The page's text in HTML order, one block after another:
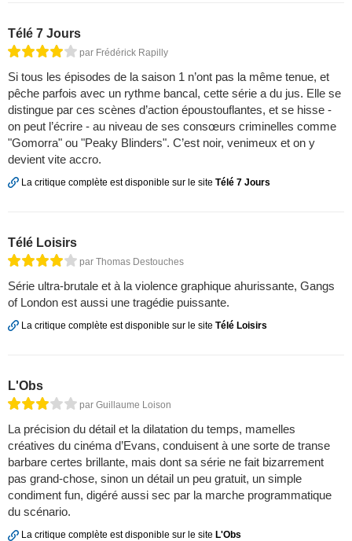
Télé 7 Jours
par Frédérick Rapilly
Si tous les épisodes de la saison 1 n’ont pas la même tenue, et
pêche parfois avec un rythme bancal, cette série a du jus. Elle se
distingue par ces scènes d’action époustouflantes, et se hisse -
on peut l’écrire - au niveau de ses consœurs criminelles comme
"Gomorra" ou "Peaky Blinders". C’est noir, venimeux et on y
devient vite accro.
La critique complète est disponible sur le site Télé 7 Jours
Télé Loisirs
par Thomas Destouches
Série ultra-brutale et à la violence graphique ahurissante, Gangs
of London est aussi une tragédie puissante.
La critique complète est disponible sur le site Télé Loisirs
L'Obs
par Guillaume Loison
La précision du détail et la dilatation du temps, mamelles
créatives du cinéma d’Evans, conduisent à une sorte de transe
barbare certes brillante, mais dont sa série ne fait bizarrement
pas grand-chose, sinon un détail un peu gratuit, un simple
condiment fun, digéré aussi sec par la marche programmatique
du scénario.
La critique complète est disponible sur le site L'Obs